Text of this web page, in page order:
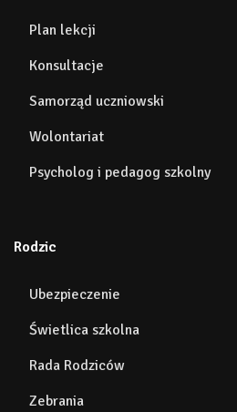
Plan lekcji
Konsultacje
Samorząd uczniowski
Wolontariat
Psycholog i pedagog szkolny
Rodzic
Ubezpieczenie
Świetlica szkolna
Rada Rodziców
Zebrania